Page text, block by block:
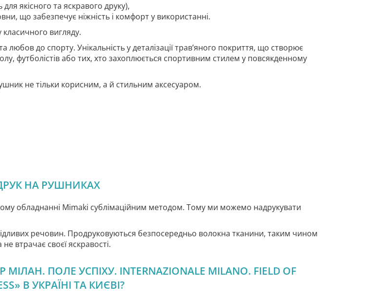
для якісного та яскравого друку),
що забезпечує ніжність і комфорт у використанні.
вигляду.
до спорту. Унікальність у деталізації трав’яного покриття, що створює
футболістів або тих, хто захоплюється спортивним стилем у повсякденному
не тільки корисним, а й стильним аксесуаром.
НА РУШНИКАХ
обладнанні Mimaki сублімаційним методом. Тому ми можемо надрукувати
речовин. Продруковуються безпосередньо волокна тканини, таким чином
втрачає своєї яскравості.
ПОЛЕ УСПІХУ. INTERNAZIONALE MILANO. FIELD OF
В УКРАЇНІ ТА КИЄВІ?